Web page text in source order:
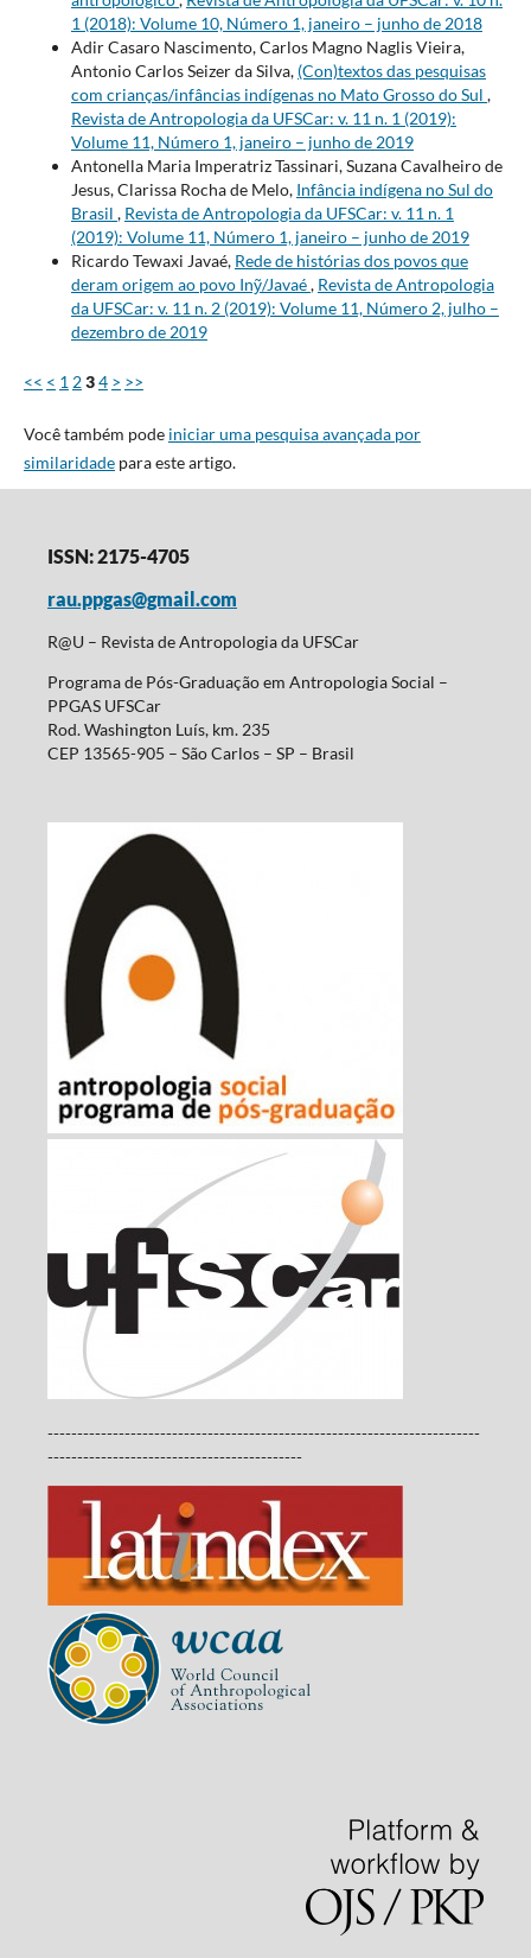
1 (2018): Volume 10, Número 1, janeiro – junho de 2018
Adir Casaro Nascimento, Carlos Magno Naglis Vieira,
Antonio Carlos Seizer da Silva, (Con)textos das pesquisas
com crianças/infâncias indígenas no Mato Grosso do Sul ,
Revista de Antropologia da UFSCar: v. 11 n. 1 (2019):
Volume 11, Número 1, janeiro – junho de 2019
Antonella Maria Imperatriz Tassinari, Suzana Cavalheiro de
Jesus, Clarissa Rocha de Melo, Infância indígena no Sul do
Brasil , Revista de Antropologia da UFSCar: v. 11 n. 1
(2019): Volume 11, Número 1, janeiro – junho de 2019
Ricardo Tewaxi Javaé, Rede de histórias dos povos que
deram origem ao povo Inỹ/Javaé, Revista de Antropologia
da UFSCar: v. 11 n. 2 (2019): Volume 11, Número 2, julho –
dezembro de 2019
<< < 1 234 > >>
Você também pode iniciar uma pesquisa avançada por
similaridadepara este artigo.
ISSN: 2175-4705
rau.ppgas@gmail.com
R@U – Revista de Antropologia da UFSCar
Programa de Pós-Graduação em Antropologia Social –
PPGAS UFSCar
Rod. Washington Luís, km. 235
CEP 13565-905 – São Carlos – SP – Brasil
-------------------------------------------------------------------------
-------------------------------------------